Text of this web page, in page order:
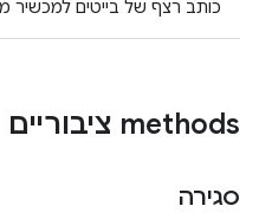
כותב רצף של בייטים למכשיר
‫methods ציבוריים
סגירה